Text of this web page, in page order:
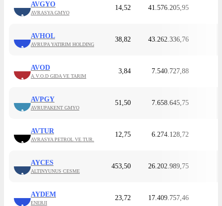
A
AVGYO
AVRASYA GMYO
14,52 41.576.205,95
A
AVHOL
AVRUPA YATIRIM HOLDING
38,82 43.262.336,76
A
AVOD
A.V.O.D GIDA VE TARIM
3,84 7.540.727,88
A
AVPGY
AVRUPAKENT GMYO
51,50 7.658.645,75
A
AVTUR
AVRASYA PETROL VE TUR.
12,75 6.274.128,72
A
AYCES
ALTINYUNUS CESME
453,50 26.202.989,75
AYDEM
ENERJI
23,72 17.409.757,46